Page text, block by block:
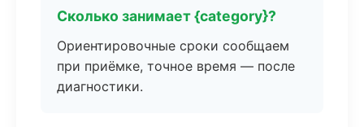
Сколько занимает {category}?
Ориентировочные сроки сообщаем
при приёмке, точное время — после
диагностики.